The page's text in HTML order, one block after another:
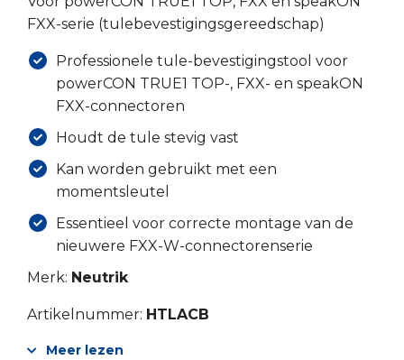
FXX-serie (tulebevestigingsgereedschap)
Professionele tule-bevestigingstool voor
powerCON TRUE1 TOP-, FXX- en speakON
FXX-connectoren
Houdt de tule stevig vast
Kan worden gebruikt met een
momentsleutel
Essentieel voor correcte montage van de
nieuwere FXX-W-connectorenserie
Merk: Neutrik
Artikelnummer: HTLACB
Meer lezen